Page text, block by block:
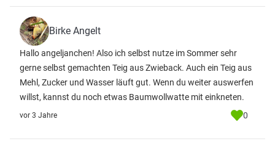
Birke Angelt
Hallo angeljanchen! Also ich selbst nutze im Sommer sehr
gerne selbst gemachten Teig aus Zwieback. Auch ein Teig aus
Mehl, Zucker und Wasser läuft gut. Wenn du weiter auswerfen
willst, kannst du noch etwas Baumwollwatte mit einkneten.
vor 3 Jahre 0